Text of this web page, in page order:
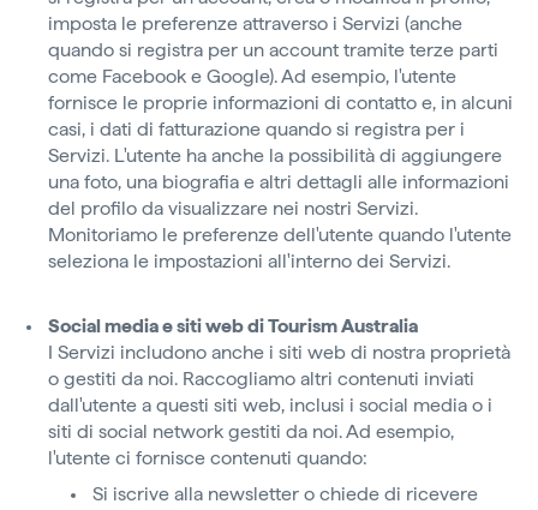
imposta le preferenze attraverso i Servizi (anche
quando si registra per un account tramite terze parti
come Facebook e Google). Ad esempio, l'utente
fornisce le proprie informazioni di contatto e, in alcuni
casi, i dati di fatturazione quando si registra per i
Servizi. L'utente ha anche la possibilità di aggiungere
una foto, una biografia e altri dettagli alle informazioni
del profilo da visualizzare nei nostri Servizi.
Monitoriamo le preferenze dell'utente quando l'utente
seleziona le impostazioni all'interno dei Servizi.
Social media e siti web di Tourism Australia
I Servizi includono anche i siti web di nostra proprietà
o gestiti da noi. Raccogliamo altri contenuti inviati
dall'utente a questi siti web, inclusi i social media o i
siti di social network gestiti da noi. Ad esempio,
l'utente ci fornisce contenuti quando:
Si iscrive alla newsletter o chiede di ricevere